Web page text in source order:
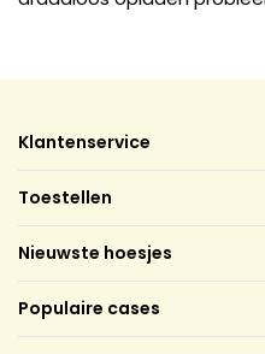
Klantenservice
Toestellen
Nieuwste hoesjes
Populaire cases